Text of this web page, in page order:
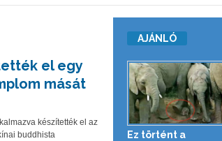
el egy
mását
készítették el az
buddhista
AJÁNLÓ
Ez történt a